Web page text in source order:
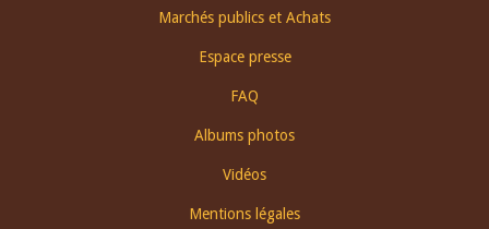
Marchés publics et Achats
Espace presse
FAQ
Albums photos
Vidéos
Mentions légales